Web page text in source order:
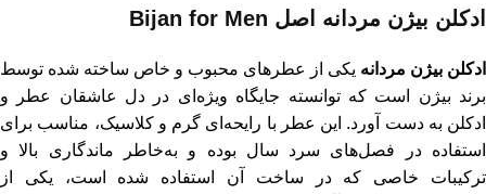
ادکلن بیژن مردانه اصل Bijan for Men
ادکلن بیژن مردانه یکی از عطرهای محبوب و خاص ساخته شده توسط
برند بیژن است که توانسته جایگاه ویژه‌ای در دل عاشقان عطر و
ادکلن به دست آورد. این عطر با رایحه‌ای گرم و کلاسیک، مناسب برای
استفاده در فصل‌های سرد سال بوده و به‌خاطر ماندگاری بالا و
ترکیبات خاصی که در ساخت آن استفاده شده است، یکی از